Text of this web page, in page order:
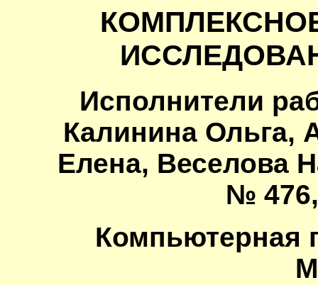
Исполнители
Калинина Ольга,
Елена, Веселова
№
Компьютерная